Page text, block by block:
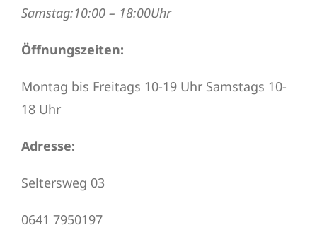
Samstag:10:00 – 18:00Uhr
Öffnungszeiten:
Montag bis Freitags 10-19 Uhr Samstags 10-
18 Uhr
Adresse:
Seltersweg 03
0641 7950197